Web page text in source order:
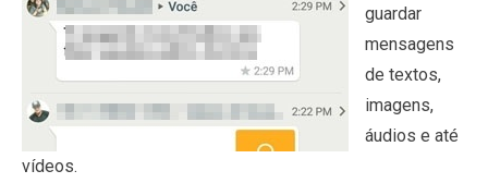
guardar
mensagens
de textos,
imagens,
áudios e até
vídeos.